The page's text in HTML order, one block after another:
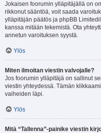
Jokaisen foorumin ylläpitäjällä on
rikkonut sääntöä, voit saada
ylläpitäjän päätös ja phpBB
kanssa mitään tekemistä. Ota
annetun varoituksen syystä.
Ylös
Miten ilmoitan viestin valvojalle?
Jos foorumin ylläpitäjä on sallinut
viestin yhteydessä. Tämän
vaiheiden läpi.
Ylös
Mitä “Tallenna”-painike viestin